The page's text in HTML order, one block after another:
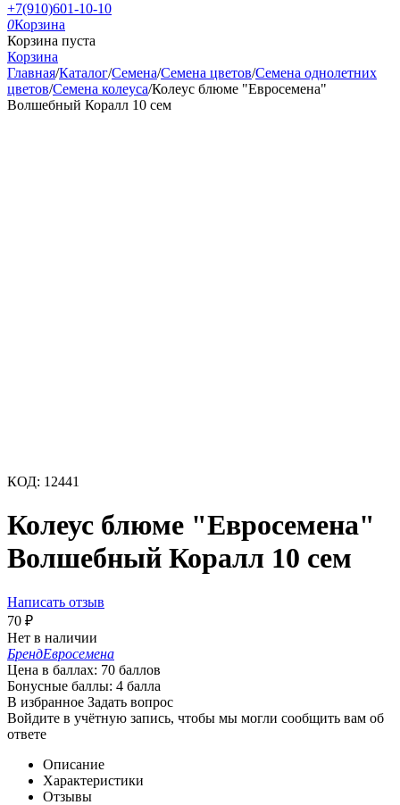
+7(910)601-10-10
0Корзина
Корзина пуста
Корзина
Главная/Каталог/Семена/Семена цветов/Семена однолетних
цветов/Семена колеуса/Колеус блюме "Евросемена"
Волшебный Коралл 10 сем
КОД: 12441
Колеус блюме "Евросемена"
Волшебный Коралл 10 сем
Написать отзыв
70 ₽
Нет в наличии
БрендЕвросемена
Цена в баллах: 70 баллов
Бонусные баллы: 4 балла
В избранное Задать вопрос
Войдите в учётную запись, чтобы мы могли сообщить вам об
ответе
Описание
Характеристики
Отзывы